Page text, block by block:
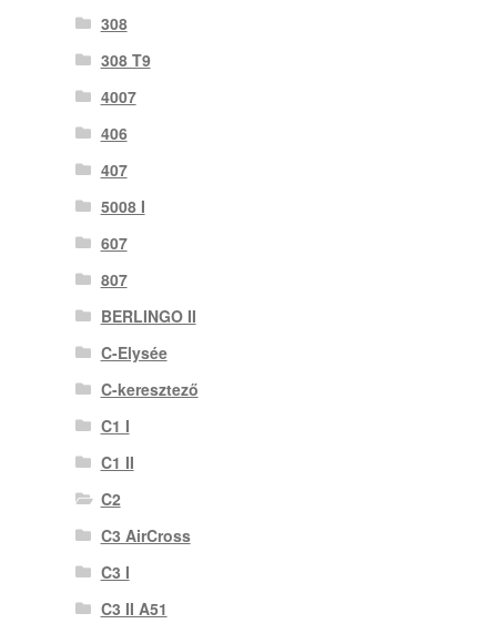
308
308 T9
4007
406
407
5008 I
607
807
BERLINGO II
C-Elysée
C-keresztező
C1 I
C1 II
C2
C3 AirCross
C3 I
C3 II A51